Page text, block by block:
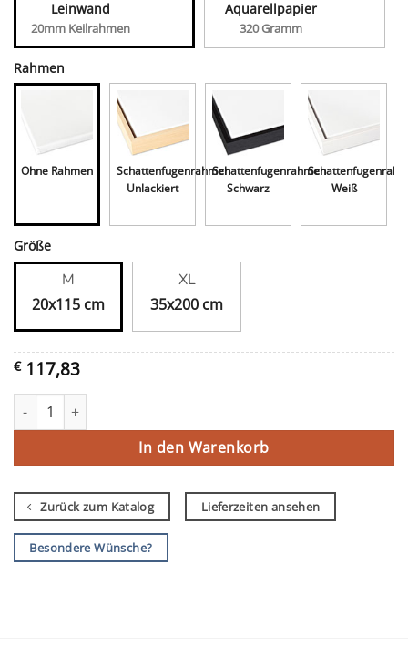
Leinwand
20mm Keilrahmen
Aquarellpapier
320 Gramm
Rahmen
Ohne Rahmen
Schattenfugenrahmen
Unlackiert
Schattenfugenrahmen
Schwarz
Weiß
Größe
M
20x115 cm
XL
35x200 cm
€117,83
De schaapjes op het droge houden Menge
In den Warenkorb
Zurück zum Katalog Lieferzeiten ansehen
Besondere Wünsche?